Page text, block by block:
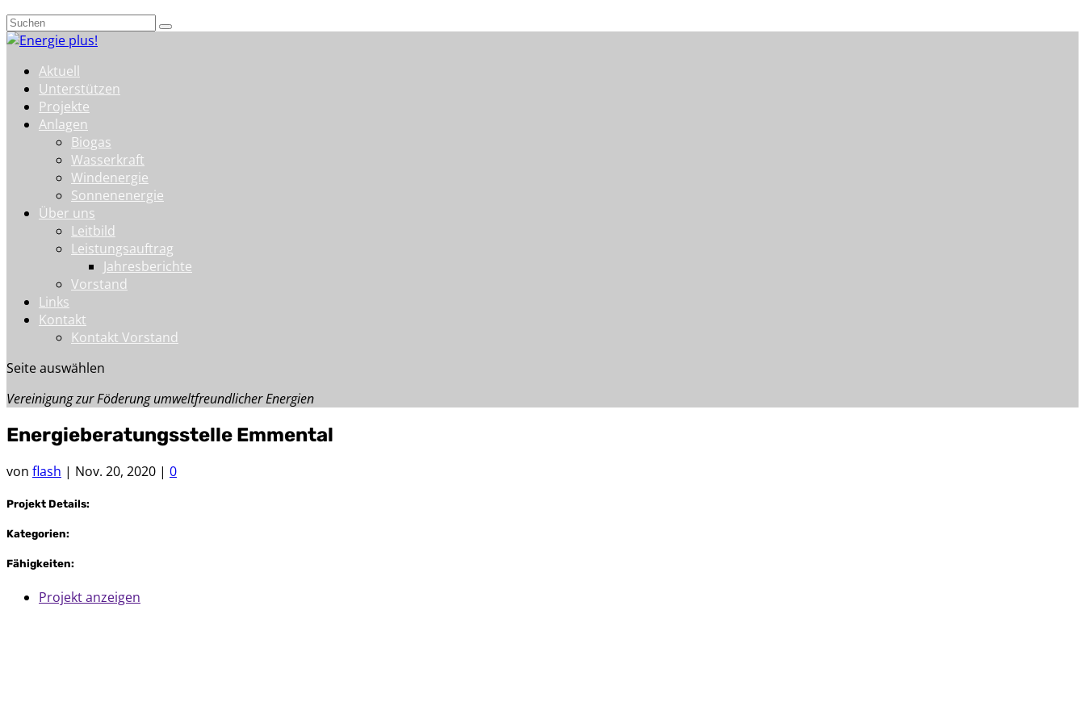
Aktuell
Unterstützen
Projekte
Anlagen
Biogas
Wasserkraft
Windenergie
Sonnenenergie
Über uns
Leitbild
Leistungsauftrag
Jahresberichte
Vorstand
Links
Kontakt
Kontakt Vorstand
Seite auswählen
Vereinigung zur Föderung umweltfreundlicher Energien
Energieberatungsstelle Emmental
von flash | Nov. 20, 2020 | 0
Projekt Details:
Kategorien:
Fähigkeiten:
Projekt anzeigen